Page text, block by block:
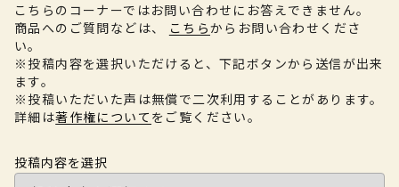
こちらのコーナーではお問い合わせにお答えできません。
商品へのご質問などは、
こちらからお問い合わせくださ
い。
※投稿内容を選択いただけると、下記ボタンから送信が出来
ます。
※投稿いただいた声は無償で二次利用することがあります。
詳細は著作権について をご覧ください。
投稿内容を選択